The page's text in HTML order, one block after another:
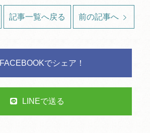
記事一覧へ戻る 前の記事へ
FACEBOOKでシェア！
LINEで送る